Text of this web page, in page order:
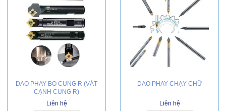
DAO PHAY BO CUNG R (VÁT
CẠNH CUNG R)
Liên hệ
DAO PHAY CHẠY CHỮ
Liên hệ